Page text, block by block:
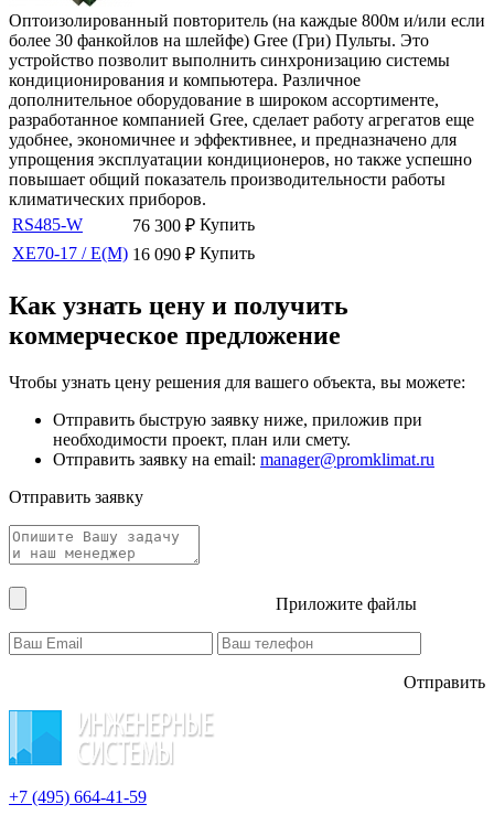
Оптоизолированный повторитель (на каждые 800м и/или если
более 30 фанкойлов на шлейфе) Gree (Гри) Пульты. Это
устройство позволит выполнить синхронизацию системы
кондиционирования и компьютера. Различное
дополнительное оборудование в широком ассортименте,
разработанное компанией Gree, сделает работу агрегатов еще
удобнее, экономичнее и эффективнее, и предназначено для
упрощения эксплуатации кондиционеров, но также успешно
повышает общий показатель производительности работы
климатических приборов.
RS485-W
76 300 ₽ Купить
XE70-17 / E(M) 16 090 ₽ Купить
Как узнать цену и получить
коммерческое предложение
Чтобы узнать цену решения для вашего объекта, вы можете:
Отправить быструю заявку ниже, приложив при
необходимости проект, план или смету.
Отправить заявку на email: manager@promklimat.ru
Отправить заявку
Приложите файлы
Отправить
+7 (495) 664-41-59